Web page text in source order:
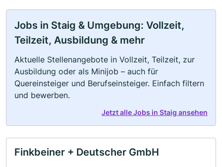
Jobs in Staig & Umgebung: Vollzeit,
Teilzeit, Ausbildung & mehr
Aktuelle Stellenangebote in Vollzeit, Teilzeit, zur
Ausbildung oder als Minijob – auch für
Quereinsteiger und Berufseinsteiger. Einfach filtern
und bewerben.
Jetzt alle Jobs in Staig ansehen
Finkbeiner + Deutscher GmbH